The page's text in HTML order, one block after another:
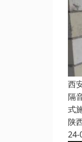
西
隔
式
陕
24-